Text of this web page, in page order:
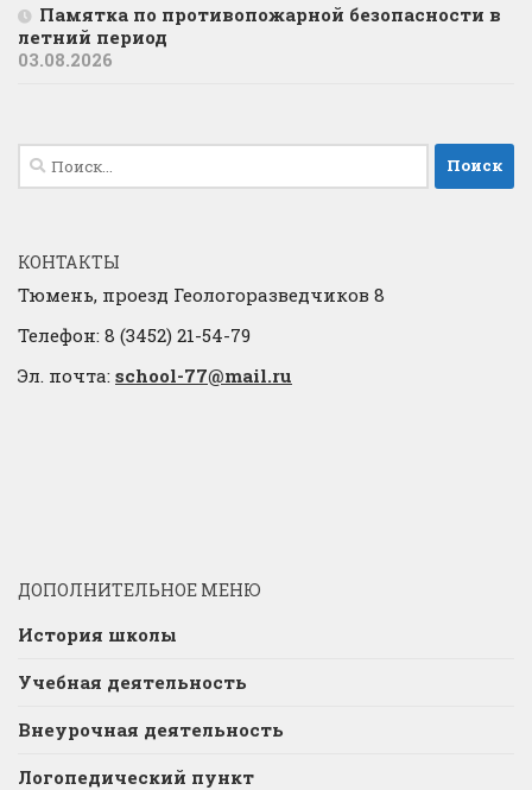
Памятка по противопожарной безопасности в
летний период
03.08.2026
Найти:
КОНТАКТЫ
Тюмень, проезд Геологоразведчиков 8
Телефон: 8 (3452) 21-54-79
Эл. почта: school-77@mail.ru
ДОПОЛНИТЕЛЬНОЕ МЕНЮ
История школы
Учебная деятельность
Внеурочная деятельность
Логопедический пункт